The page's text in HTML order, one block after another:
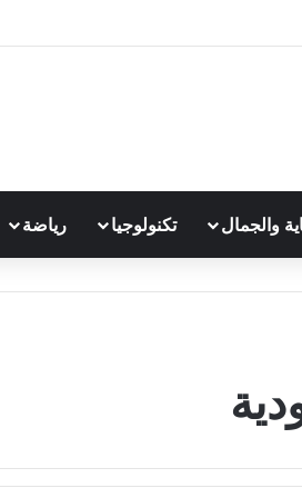
والجمال تكنولوجيا رياضة